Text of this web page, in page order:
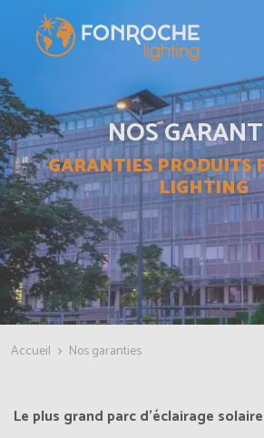
Aller au contenu principal
NOS
GARANTIES PRODUITS
LIGHTING
Accueil Nos garanties
Le plus grand parc d'éclairage